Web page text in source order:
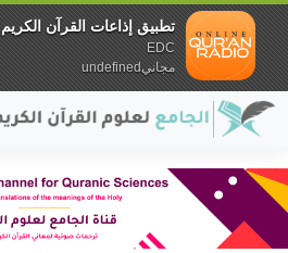
تطبيق إذاعات القرآن الكريم
EDC
مجانيundefined